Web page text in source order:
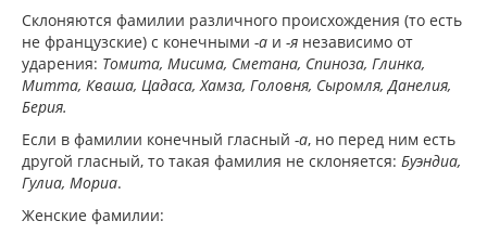
Склоняются фамилии различного происхождения (то есть
не французские) с конечными -а и -я независимо от
ударения: Томита, Мисима, Сметана, Спиноза, Глинка,
Митта, Кваша, Цадаса, Хамза, Головня, Сыромля, Данелия,
Берия.
Если в фамилии конечный гласный -а, но перед ним есть
другой гласный, то такая фамилия не склоняется: Буэндиа,
Гулиа, Мориа.
Женские фамилии: